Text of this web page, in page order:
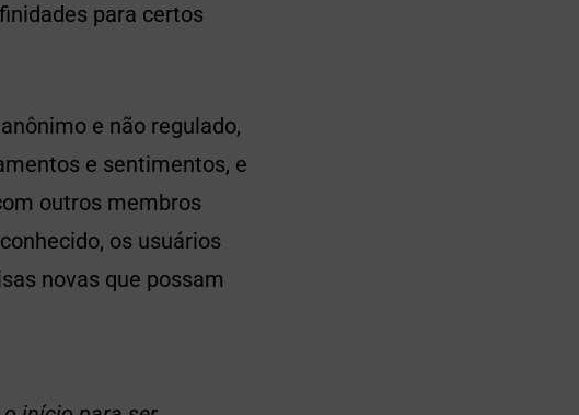
para certos
e não regulado,
e sentimentos, e
outros membros
os usuários
novas que possam